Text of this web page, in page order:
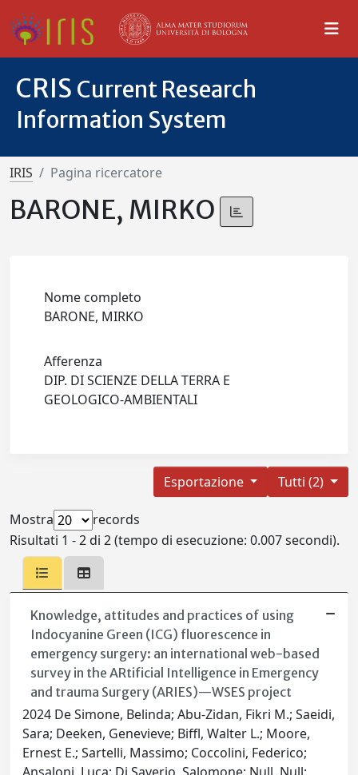
CRIS Current Research
Information System
IRIS Pagina ricercatore
BARONE, MIRKO
Nome completo
BARONE, MIRKO
Afferenza
DIP. DI SCIENZE DELLA TERRA E
GEOLOGICO-AMBIENTALI
Tutti (2)
Esportazione
Mostra
records
Risultati 1 - 2 di 2 (tempo di esecuzione: 0.007 secondi).
Knowledge, attitudes and practices of using
Indocyanine Green (ICG) fluorescence in
emergency surgery: an international web-based
survey in the ARtificial Intelligence in Emergency
and trauma Surgery (ARIES)—WSES project
2024 De Simone, Belinda; Abu-Zidan, Fikri M.; Saeidi,
Sara; Deeken, Genevieve; Biffl, Walter L.; Moore,
Ernest E.; Sartelli, Massimo; Coccolini, Federico;